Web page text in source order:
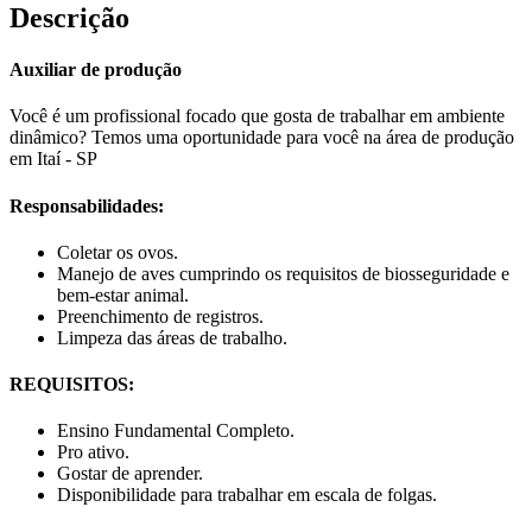
Descrição
Auxiliar de produção
Você é um profissional focado que gosta de trabalhar em ambiente
dinâmico? Temos uma oportunidade para você na área de produção
em Itaí - SP
Responsabilidades:
Coletar os ovos.
Manejo de aves cumprindo os requisitos de biosseguridade e
bem-estar animal.
Preenchimento de registros.
Limpeza das áreas de trabalho.
REQUISITOS:
Ensino Fundamental Completo.
Pro ativo.
Gostar de aprender.
Disponibilidade para trabalhar em escala de folgas.